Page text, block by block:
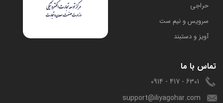
حراجی
سرویس و نیم ست
آویز و دستبند
تماس با ما
6301 - 417 - 0914
support@iliyagohar.com